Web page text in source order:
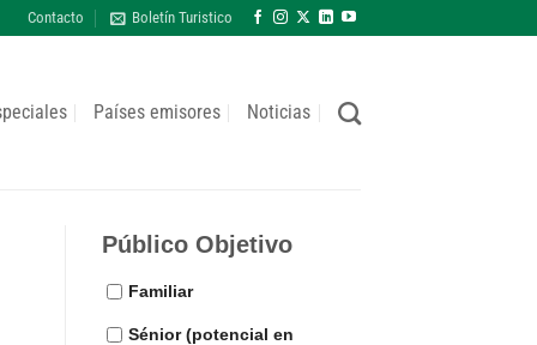
Contacto Boletín Turistico
Países emisores Noticias
Público Objetivo
Familiar
Sénior (potencial en